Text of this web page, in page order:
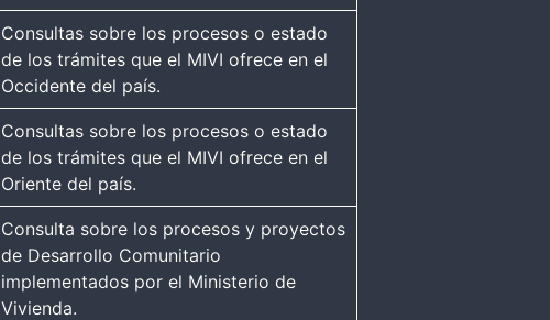
Consultas sobre los procesos o estado
de los trámites que el MIVI ofrece en el
Occidente del país.
Consultas sobre los procesos o estado
de los trámites que el MIVI ofrece en el
Oriente del país.
Consulta sobre los procesos y proyectos
de Desarrollo Comunitario
implementados por el Ministerio de
Vivienda.